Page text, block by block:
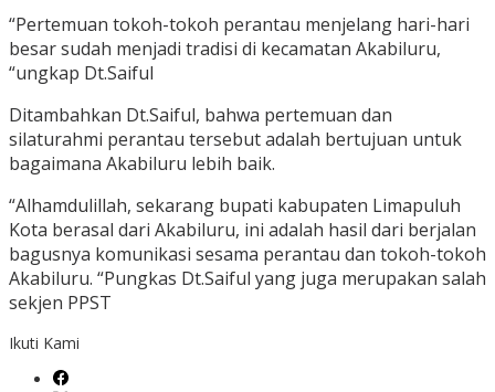
“Pertemuan tokoh-tokoh perantau menjelang hari-hari
besar sudah menjadi tradisi di kecamatan Akabiluru,
“ungkap Dt.Saiful
Ditambahkan Dt.Saiful, bahwa pertemuan dan
silaturahmi perantau tersebut adalah bertujuan untuk
bagaimana Akabiluru lebih baik.
“Alhamdulillah, sekarang bupati kabupaten Limapuluh
Kota berasal dari Akabiluru, ini adalah hasil dari berjalan
bagusnya komunikasi sesama perantau dan tokoh-tokoh
Akabiluru. “Pungkas Dt.Saiful yang juga merupakan salah
sekjen PPST
Ikuti Kami